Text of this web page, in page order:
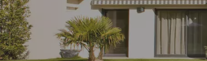
Portails et portillons
Carports
Clôtures